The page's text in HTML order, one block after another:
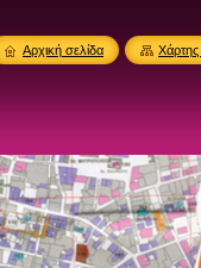
Αρχική σελίδα Χάρτης